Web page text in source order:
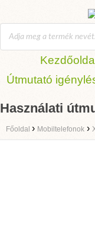
Kezdőoldal
Útmutató
Használati
Főoldal › Mobiltelefonok ›